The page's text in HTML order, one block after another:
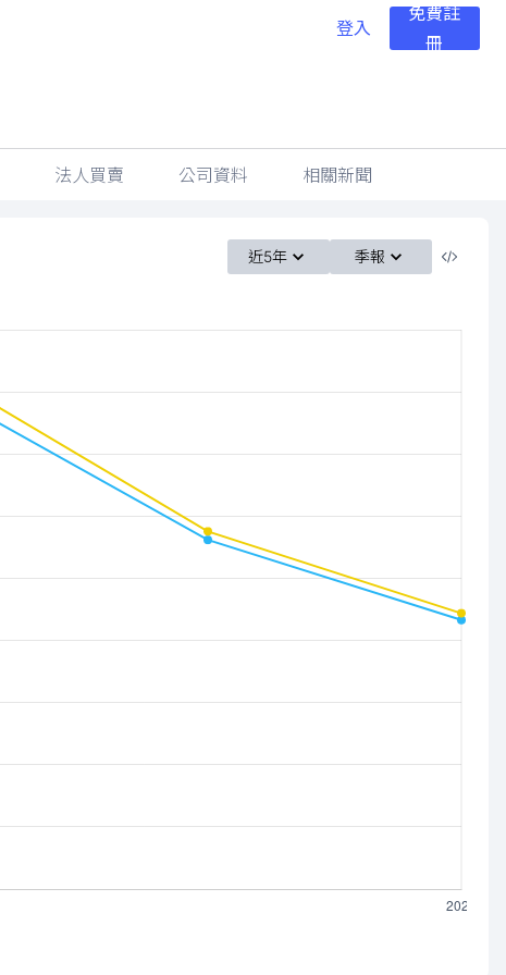
登入
免費註
冊
法人買賣 公司資料 相關新聞
近5年 季報